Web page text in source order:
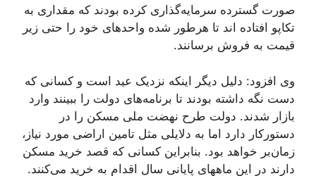
صورت گسترده سرمایه‌گذاری کرده بودند که مقداری به
تکاپو افتاده اند تا هرطور شده واحدهای خود را حتی زیر
قیمت به فروش برسانند.
وی افزود: دلیل دیگر اینکه نزدیک عید است و کسانی که
دست نگه داشته بودند تا برنامه‌های دولت را ببینند وارد
بازار شدند. دولت طرح نهضت ملی مسکن را در
دستورکار دارد اما به دلایلی مثل تامین اراضی مورد نیاز،
زمان‌بر خواهد بود. بنابراین کسانی که قصد خرید مسکن
دارند در این ماههای پایانی سال اقدام به خرید می‌کنند.